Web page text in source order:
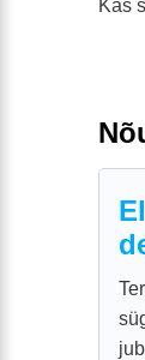
Kas